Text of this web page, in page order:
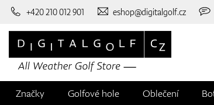
+420 210 012 901 eshop@digitalgolf.cz
Značky Golfové hole Oblečení